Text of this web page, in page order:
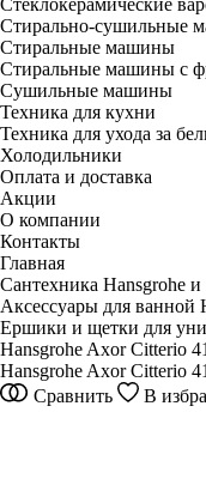
Стеклокерамические
Стирально-сушильные
Стиральные машины
Стиральные машины с
Сушильные машины
Техника для кухни
Техника для ухода за
Холодильники
Оплата и доставка
Акции
О компании
Контакты
Главная
Сантехника Hansgrohe
Аксессуары для ванной
Ершики и щетки для
Hansgrohe Axor Citterio
Hansgrohe Axor Citterio
Сравнить
В